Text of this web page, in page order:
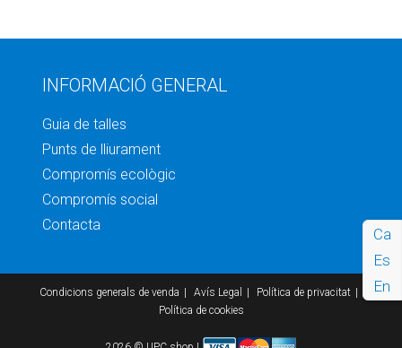
INFORMACIÓ GENERAL
Guia de talles
Punts de lliurament
Compromís ecològic
Compromís social
Contacta
Condicions generals de venda Avís Legal
Política de privacitat
Política de cookies
Ca
Es
En